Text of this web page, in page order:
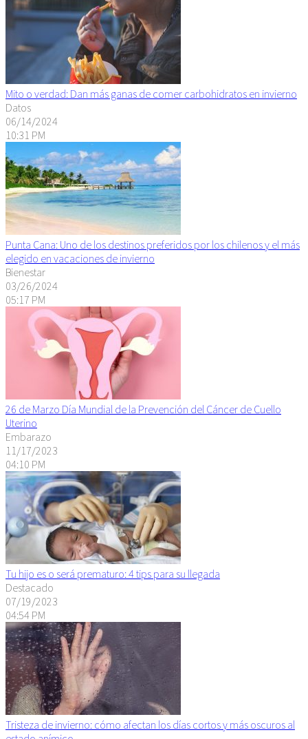
Mito o verdad: Dan más ganas de comer carbohidratos en invierno
Datos
06/14/2024
10:31 PM
Punta Cana: Uno de los destinos preferidos por los chilenos y el más
elegido en vacaciones de invierno
Bienestar
03/26/2024
05:17 PM
26 de Marzo Día Mundial de la Prevención del Cáncer de Cuello
Uterino
Embarazo
11/17/2023
04:10 PM
Tu hijo es o será prematuro: 4 tips para su llegada
Destacado
07/19/2023
04:54 PM
Tristeza de invierno: cómo afectan los días cortos y más oscuros al